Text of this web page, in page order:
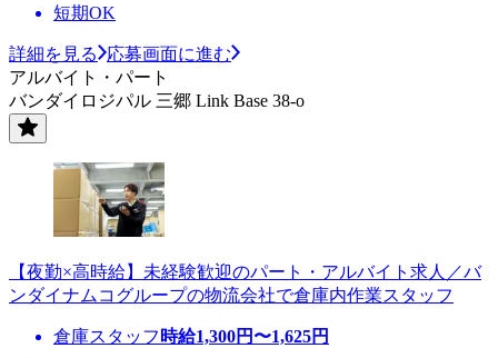
短期OK
詳細を見る
応募画面に進む
アルバイト・パート
バンダイロジパル 三郷 Link Base 38-o
【夜勤×高時給】未経験歓迎のパート・アルバイト求人／バ
ンダイナムコグループの物流会社で倉庫内作業スタッフ
倉庫スタッフ 時給1,300円〜1,625円